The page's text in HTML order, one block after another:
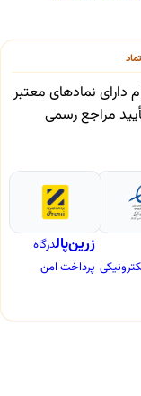
دارای نمادهای معتبر
مراجع رسمی
زرین‌پالدرگاه
پرداخت امن